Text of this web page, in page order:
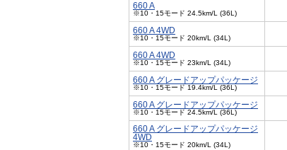
660 A
※10・15モード 24.5km/L (36L)
660 A 4WD
※10・15モード 20km/L (34L)
660 A 4WD
※10・15モード 23km/L (34L)
660 A グレードアップパッケージ
※10・15モード 19.4km/L (36L)
660 A グレードアップパッケージ
※10・15モード 24.5km/L (36L)
660 A グレードアップパッケージ
4WD
※10・15モード 20km/L (34L)